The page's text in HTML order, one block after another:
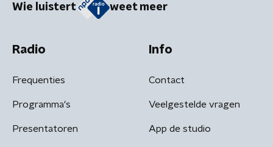
Wie luistert weet meer
Radio
Frequenties
Programma's
Presentatoren
Info
Contact
Veelgestelde vragen
App de studio